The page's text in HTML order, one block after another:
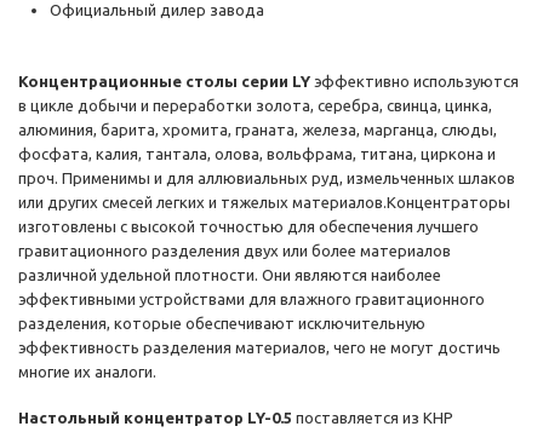
Официальный дилер завода
Концентрационные столы серии LY эффективно используются
в цикле добычи и переработки золота, серебра, свинца, цинка,
алюминия, барита, хромита, граната, железа, марганца, слюды,
фосфата, калия, тантала, олова, вольфрама, титана, циркона и
проч. Применимы и для аллювиальных руд, измельченных шлаков
или других смесей легких и тяжелых материалов.Концентраторы
изготовлены с высокой точностью для обеспечения лучшего
гравитационного разделения двух или более материалов
различной удельной плотности. Они являются наиболее
эффективными устройствами для влажного гравитационного
разделения, которые обеспечивают исключительную
эффективность разделения материалов, чего не могут достичь
многие их аналоги.
Настольный концентратор LY-0.5 поставляется из КНР